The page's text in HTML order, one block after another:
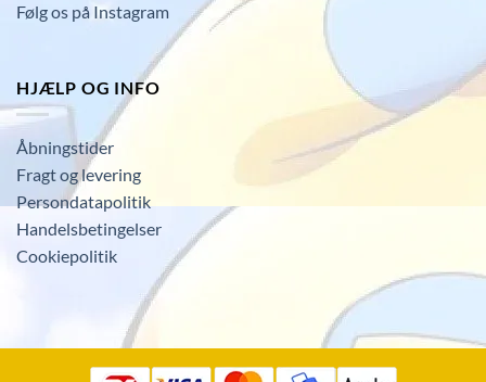
Følg os på Instagram
HJÆLP OG INFO
Åbningstider
Fragt og levering
Persondatapolitik
Handelsbetingelser
Cookiepolitik